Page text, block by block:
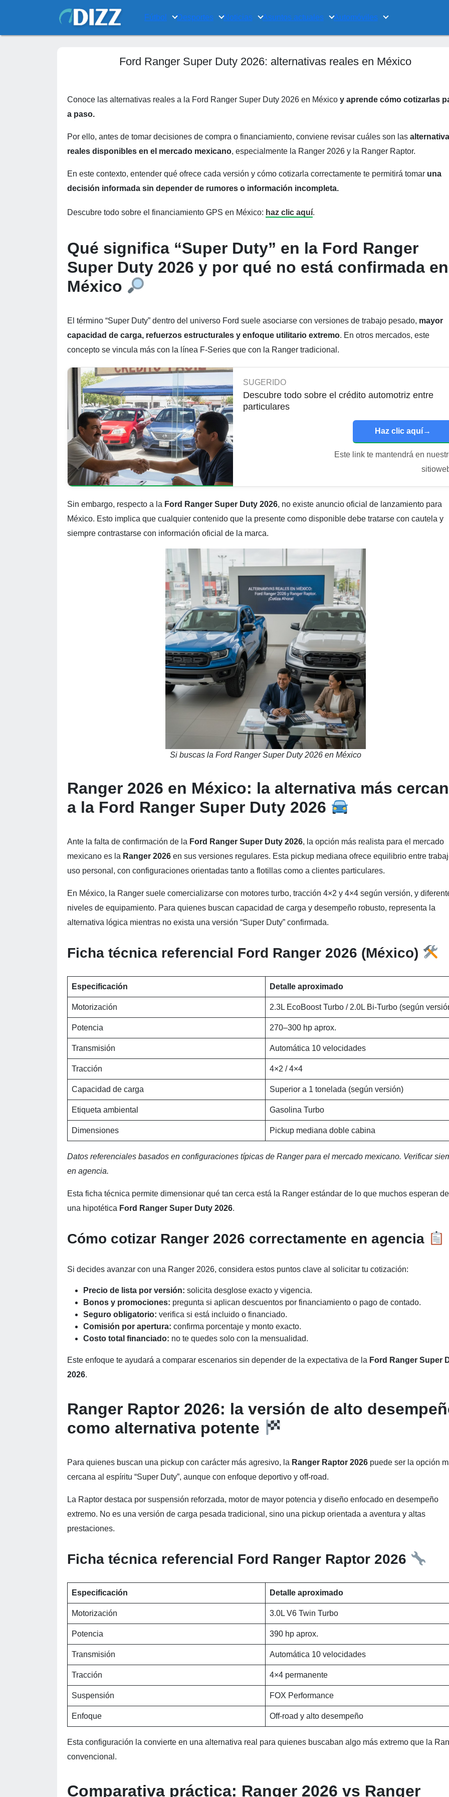
Fútbol Desportes Noticias Asuntos actuales Automóviles
Ford Ranger Super Duty 2026: alternativas reales en México
Conoce las alternativas reales a la Ford Ranger Super Duty 2026 en México y aprende cómo cotizarlas
a paso.
Por ello, antes de tomar decisiones de compra o financiamiento, conviene revisar cuáles son las
reales disponibles en el mercado mexicano, especialmente la Ranger 2026 y la Ranger Raptor.
En este contexto, entender qué ofrece cada versión y cómo cotizarla correctamente te permitirá tomar una
decisión informada sin depender de rumores o información incompleta.
Descubre todo sobre el financiamiento GPS en México: haz clic aquí.
Qué significa “Super Duty” en la Ford Ranger
Super Duty 2026 y por qué no está confirmada en
México
El término “Super Duty” dentro del universo Ford suele asociarse con versiones de trabajo pesado, mayor
capacidad de carga, refuerzos estructurales y enfoque utilitario extremo. En otros mercados, este
concepto se vincula más con la línea F-Series que con la Ranger tradicional.
SUGERIDO
Descubre todo sobre el crédito automotriz entre
particulares
Haz clic aquí→
Este link te mantendrá en
Sin embargo, respecto a la Ford Ranger Super Duty 2026, no existe anuncio oficial de lanzamiento para
México. Esto implica que cualquier contenido que la presente como disponible debe tratarse con cautela y
siempre contrastarse con información oficial de la marca.
Si buscas la Ford Ranger Super Duty 2026 en México
Ranger 2026 en México: la alternativa más
a la Ford Ranger Super Duty 2026
Ante la falta de confirmación de la Ford Ranger Super Duty 2026, la opción más realista para el mercado
mexicano es la Ranger 2026 en sus versiones regulares. Esta pickup mediana ofrece equilibrio entre
uso personal, con configuraciones orientadas tanto a flotillas como a clientes particulares.
En México, la Ranger suele comercializarse con motores turbo, tracción 4×2 y 4×4 según versión, y
niveles de equipamiento. Para quienes buscan capacidad de carga y desempeño robusto, representa la
alternativa lógica mientras no exista una versión “Super Duty” confirmada.
Ficha técnica referencial Ford Ranger 2026 (México)
Especificación Detalle aproximado
Motorización 2.3L EcoBoost Turbo / 2.0L Bi-Turbo (según
Potencia 270–300 hp aprox.
Transmisión Automática 10 velocidades
Tracción 4×2 / 4×4
Capacidad de carga Superior a 1 tonelada (según versión)
Etiqueta ambiental Gasolina Turbo
Dimensiones Pickup mediana doble cabina
Datos referenciales basados en configuraciones típicas de Ranger para el mercado mexicano. Verificar
en agencia.
Esta ficha técnica permite dimensionar qué tan cerca está la Ranger estándar de lo que muchos esperan de
una hipotética Ford Ranger Super Duty 2026.
Cómo cotizar Ranger 2026 correctamente en agencia
Si decides avanzar con una Ranger 2026, considera estos puntos clave al solicitar tu cotización:
Precio de lista por versión: solicita desglose exacto y vigencia.
Bonos y promociones: pregunta si aplican descuentos por financiamiento o pago de contado.
Seguro obligatorio: verifica si está incluido o financiado.
Comisión por apertura: confirma porcentaje y monto exacto.
Costo total financiado: no te quedes solo con la mensualidad.
Este enfoque te ayudará a comparar escenarios sin depender de la expectativa de la Ford Ranger Super
2026.
Ranger Raptor 2026: la versión de alto
como alternativa potente
Para quienes buscan una pickup con carácter más agresivo, la Ranger Raptor 2026 puede ser la opción
cercana al espíritu “Super Duty”, aunque con enfoque deportivo y off-road.
La Raptor destaca por suspensión reforzada, motor de mayor potencia y diseño enfocado en desempeño
extremo. No es una versión de carga pesada tradicional, sino una pickup orientada a aventura y altas
prestaciones.
Ficha técnica referencial Ford Ranger Raptor 2026
Especificación Detalle aproximado
Motorización 3.0L V6 Twin Turbo
Potencia 390 hp aprox.
Transmisión Automática 10 velocidades
Tracción 4×4 permanente
Suspensión FOX Performance
Enfoque Off-road y alto desempeño
Esta configuración la convierte en una alternativa real para quienes buscaban algo más extremo que la
convencional.
Comparativa práctica: Ranger 2026 vs Ranger